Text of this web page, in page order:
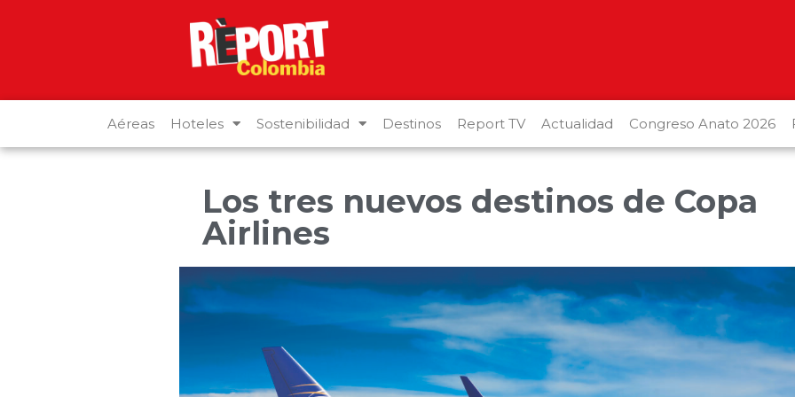
Aéreas Hoteles Sostenibilidad Destinos Report TV Actualidad Congreso Anato 2026
Los tres nuevos destinos de Copa
Airlines